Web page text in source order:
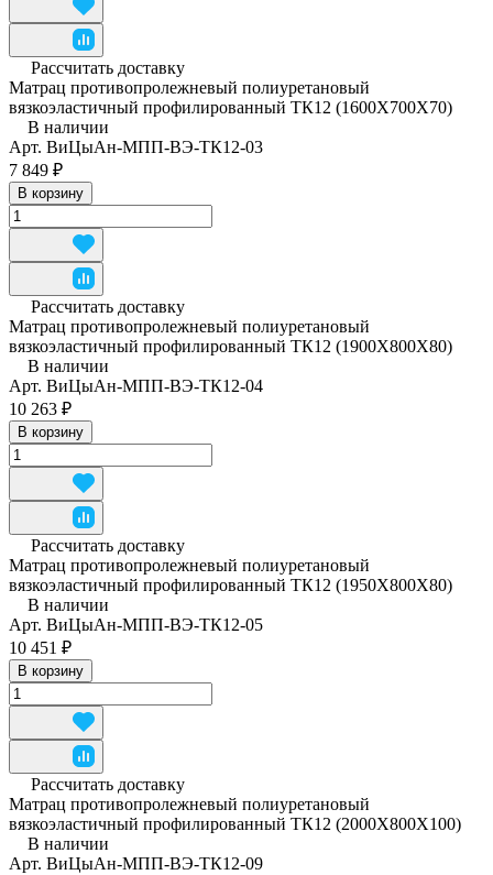
Рассчитать доставку
Матрац противопролежневый полиуретановый
вязкоэластичный профилированный ТК12 (1600Х700Х70)
В наличии
Арт. ВиЦыАн-МПП-ВЭ-ТК12-03
7 849 ₽
В корзину
Рассчитать доставку
Матрац противопролежневый полиуретановый
вязкоэластичный профилированный ТК12 (1900Х800Х80)
В наличии
Арт. ВиЦыАн-МПП-ВЭ-ТК12-04
10 263 ₽
В корзину
Рассчитать доставку
Матрац противопролежневый полиуретановый
вязкоэластичный профилированный ТК12 (1950Х800Х80)
В наличии
Арт. ВиЦыАн-МПП-ВЭ-ТК12-05
10 451 ₽
В корзину
Рассчитать доставку
Матрац противопролежневый полиуретановый
вязкоэластичный профилированный ТК12 (2000Х800Х100)
В наличии
Арт. ВиЦыАн-МПП-ВЭ-ТК12-09